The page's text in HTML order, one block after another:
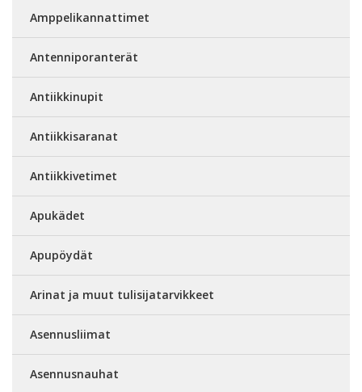
Amppelikannattimet
Antenniporanterät
Antiikkinupit
Antiikkisaranat
Antiikkivetimet
Apukädet
Apupöydät
Arinat ja muut tulisijatarvikkeet
Asennusliimat
Asennusnauhat